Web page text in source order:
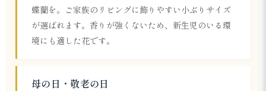
蝶蘭を。ご家族のリビングに飾りやすい小ぶりサイズ
が選ばれます。香りが強くないため、新生児のいる環
境にも適した花です。
母の日・敬老の日